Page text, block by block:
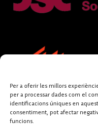
Per a oferir les millors
per a processar dades com el
identificacions úniques en
consentiment, pot afectar
funcions.